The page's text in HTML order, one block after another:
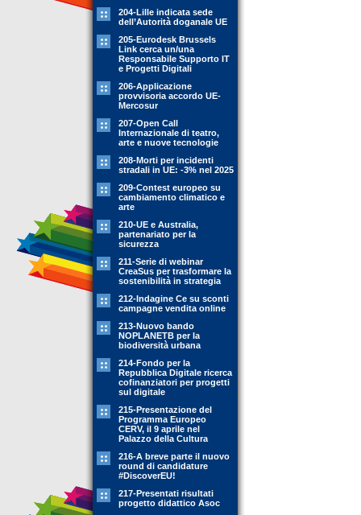
204-Lille indicata sede
dell’Autorità doganale UE
205-Eurodesk Brussels
Link cerca un/una
Responsabile Supporto IT
e Progetti Digitali
206-Applicazione
provvisoria accordo UE-
Mercosur
207-Open Call
Internazionale di teatro,
arte e nuove tecnologie
208-Morti per incidenti
stradali in UE: -3% nel 2025
209-Contest europeo su
cambiamento climatico e
arte
210-UE e Australia,
partenariato per la
sicurezza
211-Serie di webinar
CreaSus per trasformare la
sostenibilità in strategia
212-Indagine Ce su sconti
campagne vendita online
213-Nuovo bando
NOPLANETB per la
biodiversità urbana
214-Fondo per la
Repubblica Digitale ricerca
cofinanziatori per progetti
sul digitale
215-Presentazione del
Programma Europeo
CERV, il 9 aprile nel
Palazzo della Cultura
216-A breve parte il nuovo
round di candidature
#DiscoverEU!
217-Presentati risultati
progetto didattico Asoc